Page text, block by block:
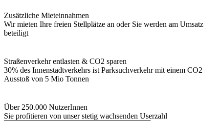
Zusätzliche Mieteinnahmen
Wir mieten Ihre freien Stellplätze an oder Sie werden am Umsatz
beteiligt
Straßenverkehr entlasten & CO2 sparen
30% des Innenstadtverkehrs ist Parksuchverkehr mit einem CO2
Ausstoß von 5 Mio Tonnen
Über 250.000 NutzerInnen
Sie profitieren von unser stetig wachsenden Userzahl